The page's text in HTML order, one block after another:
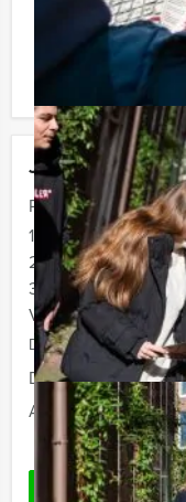
Jouw uitje
Prijs :
12 - 19 personen
20 - 29 personen
30 - 39 personen
Vanaf 40 personen
De prijzen zijn
Duur:
2 uur en
Aantal:
Minimaal
Komt u niet aan
bereid bent voor
ook gewoon voor